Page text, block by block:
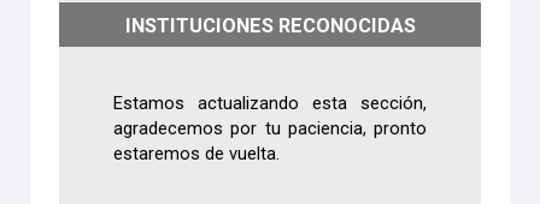
INSTITUCIONES RECONOCIDAS
Estamos actualizando esta sección,
agradecemos por tu paciencia, pronto
estaremos de vuelta.